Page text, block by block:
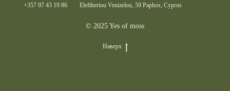
+357 97 43 19 86 Eleftheriou Venizelou, 59 Paphos, Cyprus
© 2025 Yes of moss
Наверх